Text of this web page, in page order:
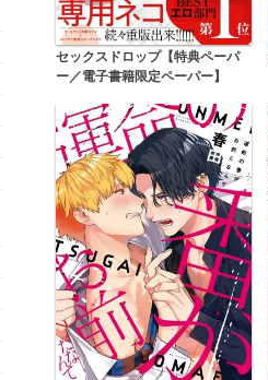
セックスドロップ【特典ペーパ
ー／電子書籍限定ペーパー】